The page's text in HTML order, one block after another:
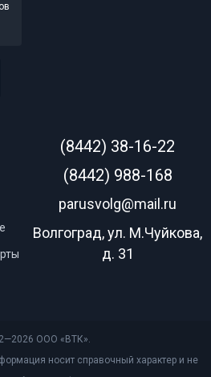
(8442) 38-16-22
(8442) 988-168
parusvolg@mail.ru
Волгоград, ул. М.Чуйкова,
д. 31
ООО «ВТК».
носит справочный характер и не